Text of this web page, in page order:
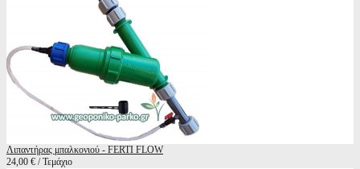
Λιπαντήρας μπαλκονιού - FERTI FLOW
24,00 € / Τεμάχιο